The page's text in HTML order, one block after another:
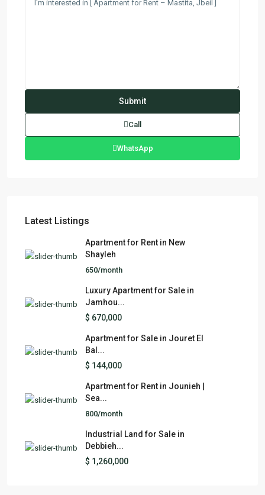
Call
WhatsApp
Latest Listings
Apartment for Rent in New
Shayleh
650/month
Luxury Apartment for Sale in
Jamhou...
$ 670,000
Apartment for Sale in Jouret El
Bal...
$ 144,000
Apartment for Rent in Jounieh |
Sea...
800/month
Industrial Land for Sale in
Debbieh...
$ 1,260,000